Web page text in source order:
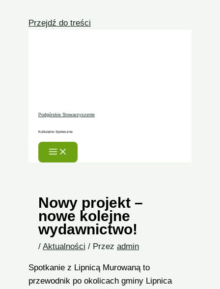
Przejdź do treści
Podgórskie Stowarzyszenie
Kulturalno Społeczne
Nowy projekt –
nowe kolejne
wydawnictwo!
/ Aktualności / Przez admin
Spotkanie z Lipnicą Murowaną to
przewodnik po okolicach gminy Lipnica